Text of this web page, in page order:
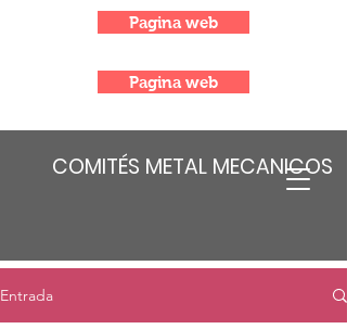
COMITÉS METAL MECANICOS
Pagina web
Pagina web
Entrada